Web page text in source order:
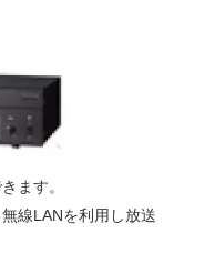
ます。
線LANを利用し放送